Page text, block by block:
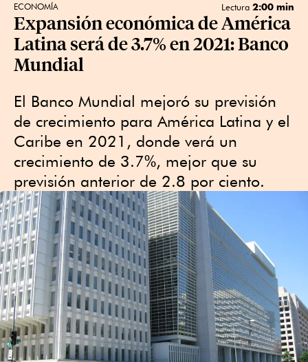
ECONOMÍA Lectura 2:00 min
Expansión económica de América
Latina será de 3.7% en 2021: Banco
Mundial
El Banco Mundial mejoró su previsión
de crecimiento para América Latina y el
Caribe en 2021, donde verá un
crecimiento de 3.7%, mejor que su
previsión anterior de 2.8 por ciento.